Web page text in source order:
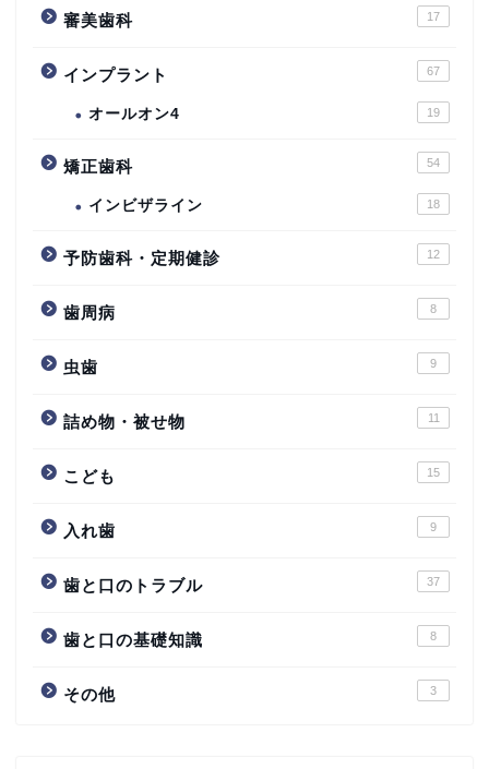
審美歯科 17
インプラント 67
オールオン4 19
矯正歯科 54
インビザライン 18
予防歯科・定期健診 12
歯周病 8
虫歯 9
詰め物・被せ物 11
こども 15
入れ歯 9
歯と口のトラブル 37
歯と口の基礎知識 8
その他 3